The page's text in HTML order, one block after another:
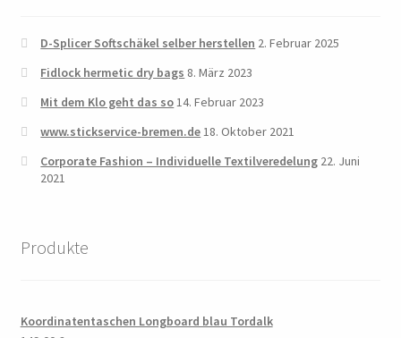
D-Splicer Softschäkel selber herstellen 2. Februar 2025
Fidlock hermetic dry bags 8. März 2023
Mit dem Klo geht das so14. Februar 2023
www.stickservice-bremen.de18. Oktober 2021
Corporate Fashion – Individuelle Textilveredelung 22. Juni
2021
Produkte
Koordinatentaschen Longboard blau Tordalk